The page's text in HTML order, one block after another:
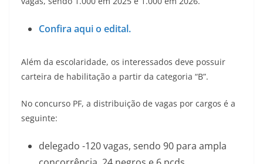
Confira aqui o edital.
Além da escolaridade, os interessados deve possuir
carteira de habilitação a partir da categoria “B”.
No concurso PF, a distribuição de vagas por cargos é a
seguinte:
delegado -120 vagas, sendo 90 para ampla